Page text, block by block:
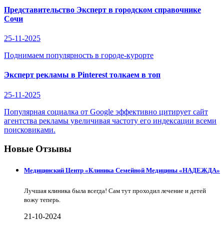
Представительство Эксперт в городском справочнике
Сочи
25-11-2025
Поднимаем популярность в городе-курорте
Эксперт рекламы в Pinterest толкаем в топ
25-11-2025
Популярная социалка от Google эффективно цитирует сайт
агентства рекламы увеличивая частоту его индексации всеми
поисковиками.
Новые Отзывы
Медицинский Центр «Клиника Семейной Медицины «НАДЕЖДА»
Лучшая клиника была всегда! Сам тут проходил лечение и детей
вожу теперь.
21-10-2024